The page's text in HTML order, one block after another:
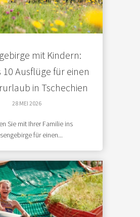
mit Kindern:
Ausflüge für einen
in Tschechien
28 MEI 2026
Sie mit Ihrer Familie ins
für einen...